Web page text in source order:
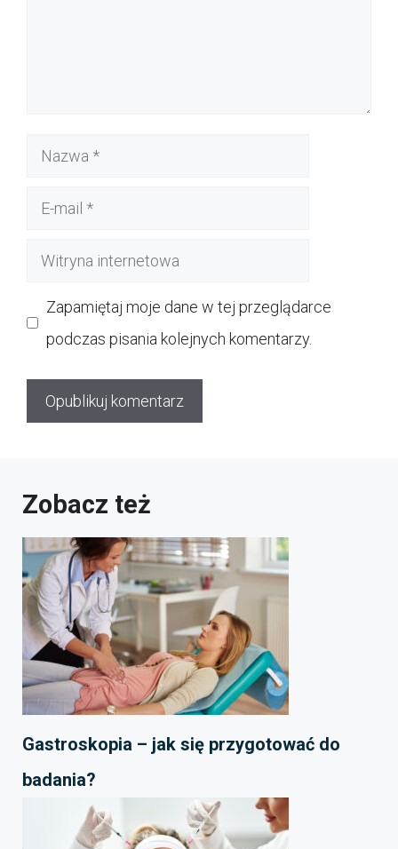
Nazwa
Witryna
Zapamiętaj moje dane w tej przeglądarce
podczas pisania kolejnych komentarzy.
Zobacz też
Gastroskopia – jak się przygotować do
badania?